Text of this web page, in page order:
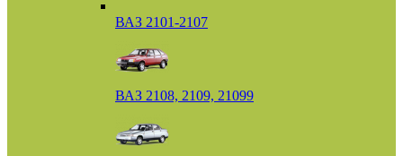
ВАЗ 2101-2107
ВАЗ 2108, 2109, 21099